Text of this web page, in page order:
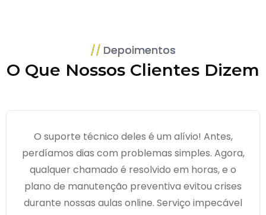
Depoimentos
O Que Nossos Clientes Dizem
O suporte técnico deles é um alívio! Antes,
perdíamos dias com problemas simples. Agora,
qualquer chamado é resolvido em horas, e o
plano de manutenção preventiva evitou crises
durante nossas aulas online. Serviço impecável